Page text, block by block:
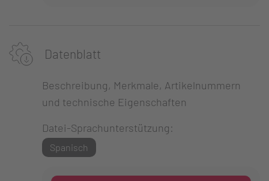
Datenblatt
Beschreibung, Merkmale, Artikelnummern
und technische Eigenschaften
Datei-Sprachunterstützung:
Spanisch